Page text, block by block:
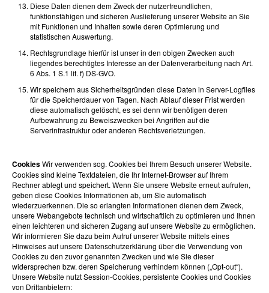
Diese Daten dienen dem Zweck der nutzerfreundlichen,
funktionsfähigen und sicheren Auslieferung unserer Website an Sie
mit Funktionen und Inhalten sowie deren Optimierung und
statistischen Auswertung.
Rechtsgrundlage hierfür ist unser in den obigen Zwecken auch
liegendes berechtigtes Interesse an der Datenverarbeitung nach Art.
6 Abs. 1 S.1 lit. f) DS-GVO.
Wir speichern aus Sicherheitsgründen diese Daten in Server-Logfiles
für die Speicherdauer von Tagen. Nach Ablauf dieser Frist werden
diese automatisch gelöscht, es sei denn wir benötigen deren
Aufbewahrung zu Beweiszwecken bei Angriffen auf die
Serverinfrastruktur oder anderen Rechtsverletzungen.
CookiesWir verwenden sog. Cookies bei Ihrem Besuch unserer Website.
Cookies sind kleine Textdateien, die Ihr Internet-Browser auf Ihrem
Rechner ablegt und speichert. Wenn Sie unsere Website erneut aufrufen,
geben diese Cookies Informationen ab, um Sie automatisch
wiederzuerkennen. Die so erlangten Informationen dienen dem Zweck,
unsere Webangebote technisch und wirtschaftlich zu optimieren und Ihnen
einen leichteren und sicheren Zugang auf unsere Website zu ermöglichen.
Wir informieren Sie dazu beim Aufruf unserer Website mittels eines
Hinweises auf unsere Datenschutzerklärung über die Verwendung von
Cookies zu den zuvor genannten Zwecken und wie Sie dieser
widersprechen bzw. deren Speicherung verhindern können („Opt-out“).
Unsere Website nutzt Session-Cookies, persistente Cookies und Cookies
von Drittanbietern: